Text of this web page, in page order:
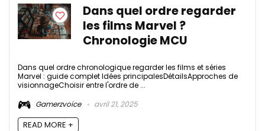
Dans quel ordre regarder
les films Marvel ?
Chronologie MCU
Dans quel ordre chronologique regarder les films et séries
Marvel : guide complet Idées principalesDétailsApproches de
visionnageChoisir entre l'ordre de ...
Gamerzvoice
avril 21, 2025
READ MORE +